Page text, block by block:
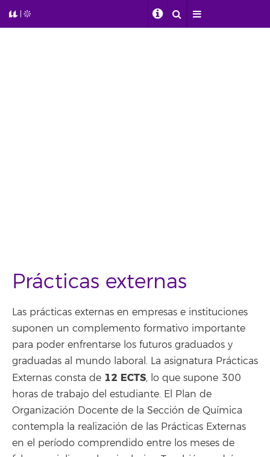
Prácticas externas
Las prácticas externas en empresas e instituciones
suponen un complemento formativo importante
para poder enfrentarse los futuros graduados y
graduadas al mundo laboral. La asignatura Prácticas
Externas consta de 12 ECTS, lo que supone 300
horas de trabajo del estudiante. El Plan de
Organización Docente de la Sección de Química
contempla la realización de las Prácticas Externas
en el período comprendido entre los meses de